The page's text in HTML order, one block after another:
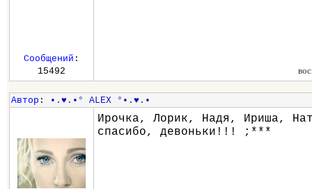
Сообщений :
15492
Автор : •.♥.•° ALEX °•.♥.•
Ирочка, Лорик, Надя, Ириша,
спасибо, девоньки!!! ;***